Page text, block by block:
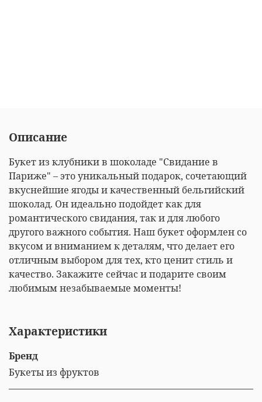
Описание
Букет из клубники в шоколаде "Свидание в
Париже" – это уникальный подарок, сочетающий
вкуснейшие ягоды и качественный бельгийский
шоколад. Он идеально подойдет как для
романтического свидания, так и для любого
другого важного события. Наш букет оформлен со
вкусом и вниманием к деталям, что делает его
отличным выбором для тех, кто ценит стиль и
качество. Закажите сейчас и подарите своим
любимым незабываемые моменты!
Характеристики
Бренд
Букеты из фруктов